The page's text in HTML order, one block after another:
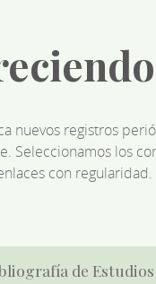
nuevos registros
Seleccionamos los
con regularidad.
de Estudios